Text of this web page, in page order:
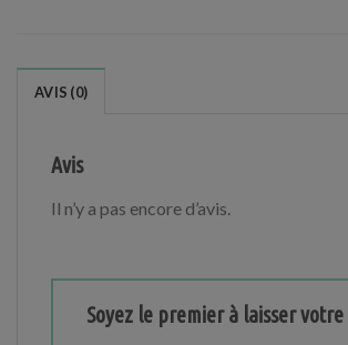
AVIS (0)
Avis
Il n’y a pas encore d’avis.
Soyez le premier à laisser